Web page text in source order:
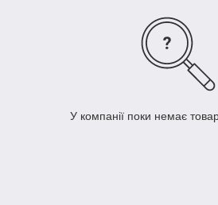
У компанії поки немає